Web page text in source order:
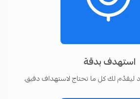
استهدف بدقة
ليقدّم لك كل ما تحتاج لاستهداف دقيق.